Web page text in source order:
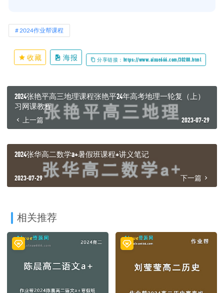
2024作业帮课程
收藏 海报 分享链接：https://www.aixue666.com/30288.html
2024张艳平高三地理课程张艳平24年高考地理一轮复（上）
习网课教程
上一篇 2023-07-29
2024张华高二数学a+暑假班课程+讲义笔记
2023-07-29 下一篇
相关推荐